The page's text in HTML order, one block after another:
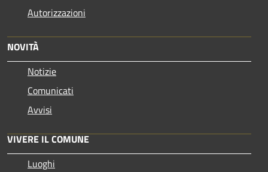
Autorizzazioni
NOVITÀ
Notizie
Comunicati
Avvisi
VIVERE IL COMUNE
Luoghi